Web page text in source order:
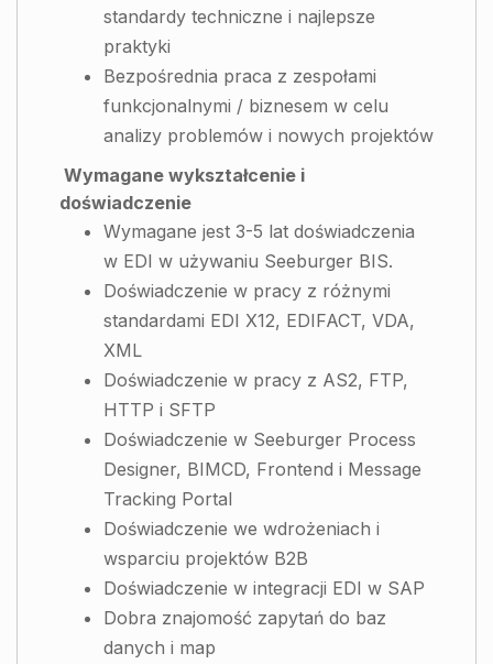
standardy techniczne i najlepsze
praktyki
Bezpośrednia praca z zespołami
funkcjonalnymi / biznesem w celu
analizy problemów i nowych projektów
Wymagane wykształcenie i
doświadczenie
Wymagane jest 3-5 lat doświadczenia
w EDI w używaniu Seeburger BIS.
Doświadczenie w pracy z różnymi
standardami EDI X12, EDIFACT, VDA,
XML
Doświadczenie w pracy z AS2, FTP,
HTTP i SFTP
Doświadczenie w Seeburger Process
Designer, BIMCD, Frontend i Message
Tracking Portal
Doświadczenie we wdrożeniach i
wsparciu projektów B2B
Doświadczenie w integracji EDI w SAP
Dobra znajomość zapytań do baz
danych i map